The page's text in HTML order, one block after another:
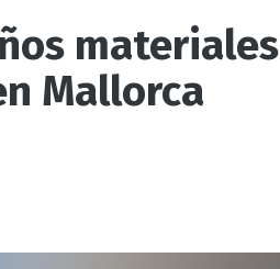
materiales
Mallorca